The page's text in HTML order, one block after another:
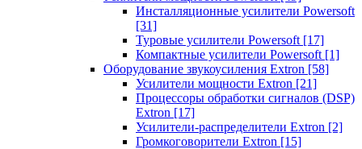
Инсталляционные усилители Powersoft
[31]
Туровые усилители Powersoft [17]
Компактные усилители Powersoft [1]
Оборудование звукоусиления Extron [58]
Усилители мощности Extron [21]
Процессоры обработки сигналов (DSP)
Extron [17]
Усилители-распределители Extron [2]
Громкоговорители Extron [15]